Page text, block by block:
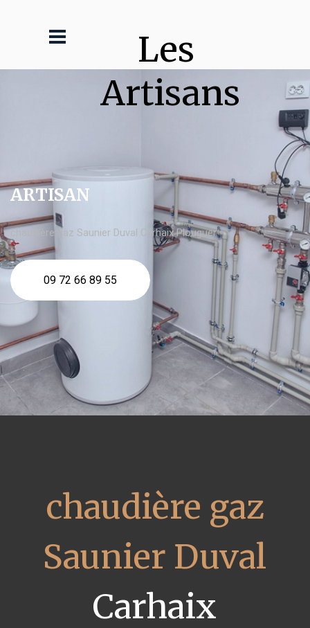
Les
Artisans
ARTISAN
chaudière gaz Saunier Duval Carhaix Plouguer
09 72 66 89 55
chaudière gaz
Saunier Duval
Carhaix